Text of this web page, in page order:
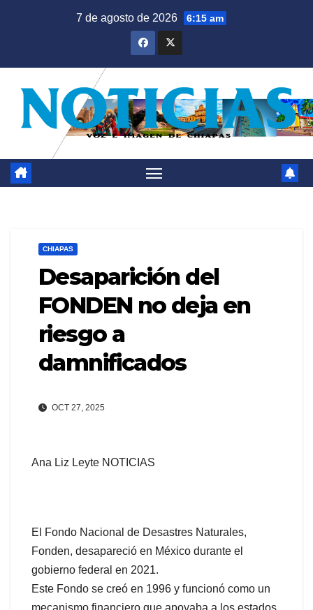
7 de agosto de 2026 6:15 am
CHIAPAS
Desaparición del
FONDEN no deja en
riesgo a
damnificados
OCT 27, 2025
Ana Liz Leyte NOTICIAS
El Fondo Nacional de Desastres Naturales,
Fonden, desapareció en México durante el
gobierno federal en 2021.
Este Fondo se creó en 1996 y funcionó como un
mecanismo financiero que apoyaba a los estados